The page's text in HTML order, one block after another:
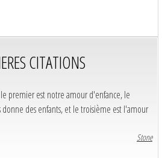
CITATIONS
premier est notre amour d'enfance, le
des enfants, et le troisième est l'amour
Stone